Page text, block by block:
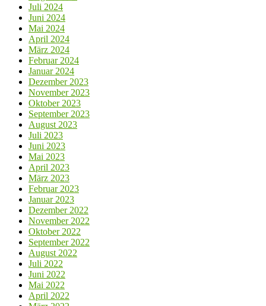
Juli 2024
Juni 2024
Mai 2024
April 2024
März 2024
Februar 2024
Januar 2024
Dezember 2023
November 2023
Oktober 2023
September 2023
August 2023
Juli 2023
Juni 2023
Mai 2023
April 2023
März 2023
Februar 2023
Januar 2023
Dezember 2022
November 2022
Oktober 2022
September 2022
August 2022
Juli 2022
Juni 2022
Mai 2022
April 2022